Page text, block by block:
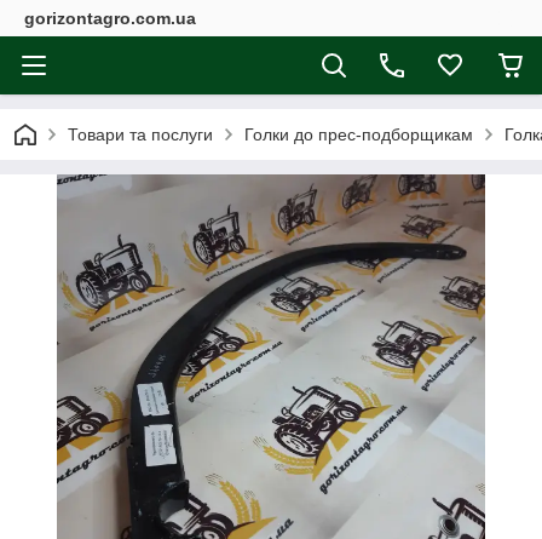
gorizontagro.com.ua
Товари та послуги Голки до прес-подборщикам